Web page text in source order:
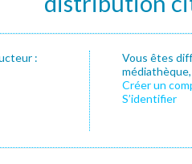
:
Vous êtes
Créer un
S’identifier